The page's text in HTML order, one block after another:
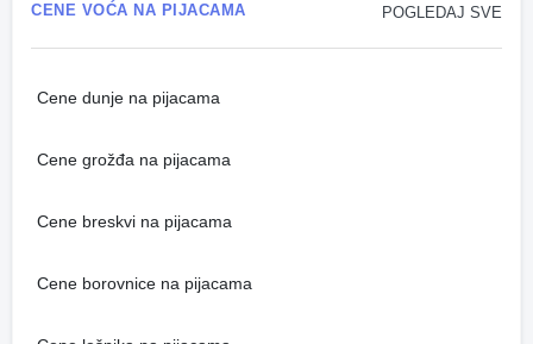
POGLEDAJ SVE
CENE VOĆA NA PIJACAMA
Cene dunje na pijacama
Cene grožđa na pijacama
Cene breskvi na pijacama
Cene borovnice na pijacama